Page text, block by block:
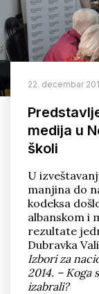
22. decembar
medija u
školi
U
manjina do
kodeksa
albanskom i
rezultate
Dubravka
Izbori za
2014. – Koga
izabrali?